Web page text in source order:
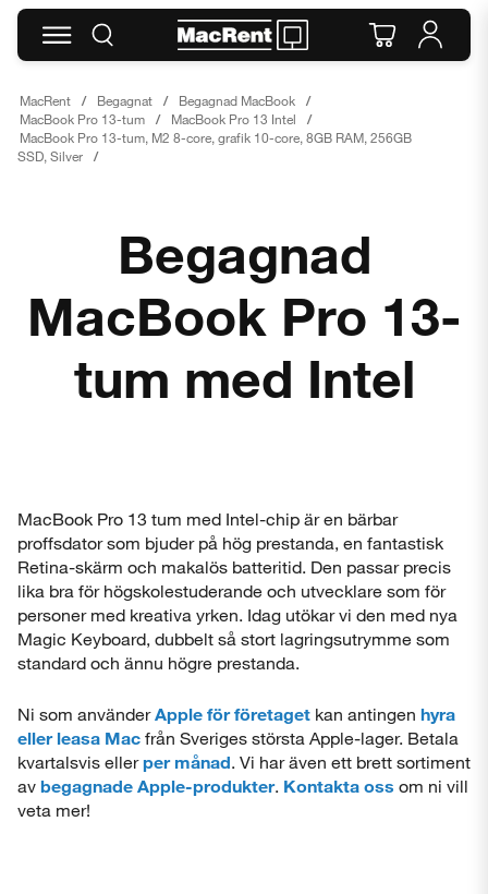
MacRent Begagnat
Begagnad MacBook
MacBook Pro 13-tum
MacBook Pro 13 Intel
MacBook Pro 13-tum, M2 8-core, grafik 10-core, 8GB RAM, 256GB
SSD, Silver
Begagnad
MacBook Pro 13-
tum med Intel
MacBook Pro 13 tum med Intel-chip är en bärbar
proffsdator som bjuder på hög prestanda, en fantastisk
Retina-skärm och makalös batteritid. Den passar precis
lika bra för högskolestuderande och utvecklare som för
personer med kreativa yrken. Idag utökar vi den med nya
Magic Keyboard, dubbelt så stort lagringsutrymme som
standard och ännu högre prestanda.
Ni som använderApple för företaget kan antingen hyra
eller leasa Mac från Sveriges största Apple-lager. Betala
kvartalsvis ellerper månad. Vi har även ett brett sortiment
av begagnade Apple-produkter. Kontakta oss om ni vill
veta mer!